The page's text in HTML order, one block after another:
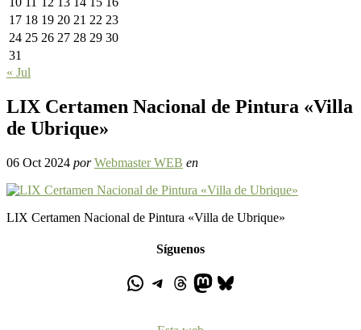
17 18 19 20 21 22 23
24 25 26 27 28 29 30
31
« Jul
LIX Certamen Nacional de Pintura «Villa
de Ubrique»
06 Oct 2024 por Webmaster WEB en
LIX Certamen Nacional de Pintura «Villa de Ubrique»
Síguenos